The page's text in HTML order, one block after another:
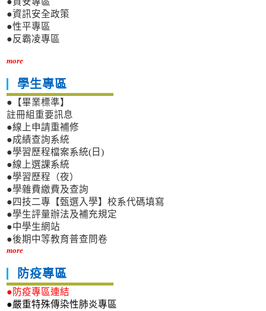
●資訊安全政策
●性平專區
●反霸凌專區
more
學生專區
●【畢業標準】
註冊組重要訊息
●線上申請重補修
●成績查詢系統
●學習歷程檔案系統(日)
●線上選課系統
●學習歷程（夜）
●學雜費繳費及查詢
●四技二專【甄選入學】校系代碼填寫
●學生評量辦法及補充規定
●中學生網站
●後期中等教育普查問卷
more
防疫專區
●防疫專區連結
●嚴重特殊傳染性肺炎專區